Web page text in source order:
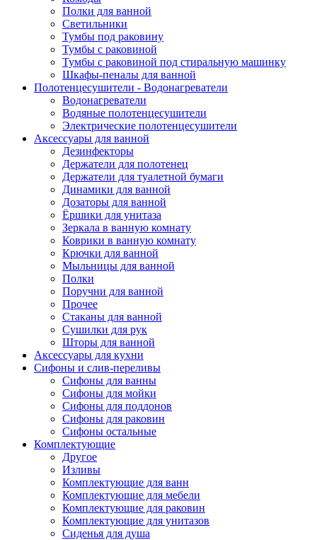
Полки для ванной
Светильники
Тумбы под раковину
Тумбы с раковиной
Тумбы с раковиной под стиральную машинку
Шкафы-пеналы для ванной
Полотенцесушители - Водонагреватели
Водонагреватели
Водяные полотенцесушители
Электрические полотенцесушители
Аксессуары для ванной
Дезинфекторы
Держатели для полотенец
Держатели для туалетной бумаги
Динамики для ванной
Дозаторы для ванной
Ёршики для унитаза
Зеркала в ванную комнату
Коврики в ванную комнату
Крючки для ванной
Мыльницы для ванной
Полки
Поручни для ванной
Прочее
Стаканы для ванной
Сушилки для рук
Шторы для ванной
Аксессуары для кухни
Сифоны и слив-переливы
Сифоны для ванны
Сифоны для мойки
Сифоны для поддонов
Сифоны для раковин
Сифоны остальные
Комплектующие
Другое
Изливы
Комплектующие для ванн
Комплектующие для мебели
Комплектующие для раковин
Комплектующие для унитазов
Сиденья для душа